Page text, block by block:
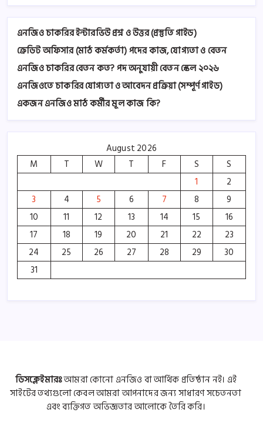
এনজিও চাকরির ইন্টারভিউ প্রশ্ন ও উত্তর (প্রস্তুতি গাইড)
ক্রেডিট অফিসার (মাঠ কর্মকর্তা) পদের কাজ, যোগ্যতা ও বেতন
এনজিও চাকরির বেতন কত? পদ অনুযায়ী বেতন স্কেল ২০২৬
এনজিওতে চাকরির যোগ্যতা ও আবেদন প্রক্রিয়া (সম্পূর্ণ গাইড)
একজন এনজিও মাঠ কর্মীর মূল কাজ কি?
August 2026
M
T W T F S
S
1
2
3
4 5 6 7 8
9
10
11 12 13 14 15
16
17
18 19 20 21 22
23
24
25 26 27 28 29
30
31
ডিসক্লেইমারঃআমরা কোনো এনজিও বা আর্থিক প্রতিষ্ঠান নই। এই
সাইটের তথ্যগুলো কেবল আমরা আপনাদের জন্য সাধারণ সচেতনতা
এবং ব্যক্তিগত অভিজ্ঞতার আলোকে তৈরি করি।